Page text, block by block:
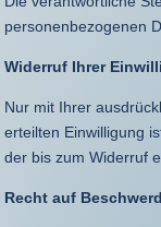
personenbezogenen
Widerruf Ihrer
Nur mit Ihrer
erteilten Einwilligung
der bis zum Widerruf
Recht auf